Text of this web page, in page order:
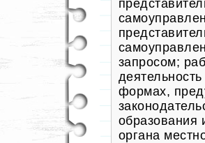
запросом;
формах,
образования
органа